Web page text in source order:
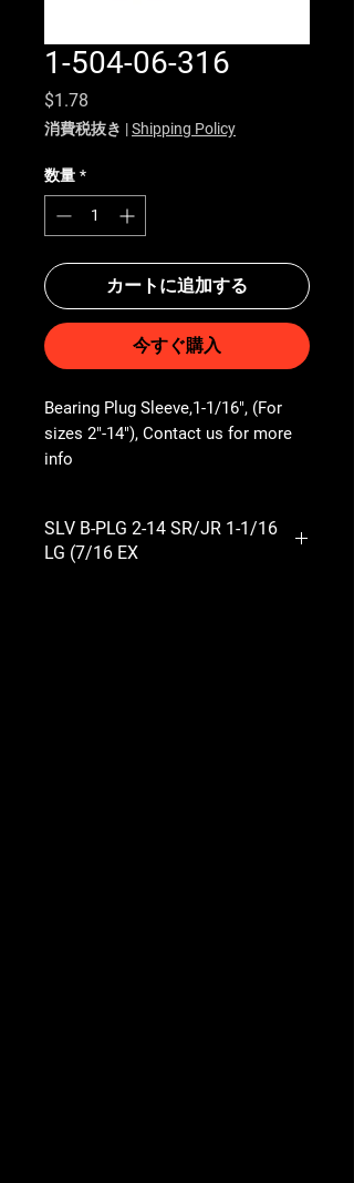
1-504-06-316
$1.78
消費税抜き |Shipping Policy
数量 *
カートに追加する
今すぐ購入
Bearing Plug Sleeve,1-1/16", (For
sizes 2"-14"), Contact us for more
info
SLV B-PLG 2-14 SR/JR 1-1/16
LG (7/16 EX